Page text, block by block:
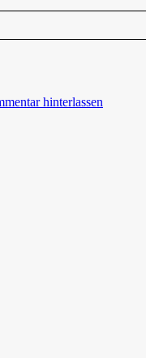
hinterlassen